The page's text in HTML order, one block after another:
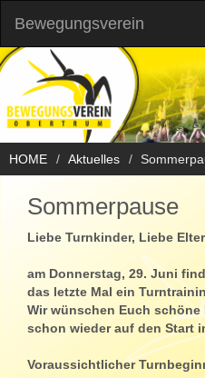
Bewegungsverein
HOME Aktuelles
Sommerpause
Liebe Turnkinder, Liebe
am Donnerstag, 29. Juni
das letzte Mal ein
Wir wünschen Euch
schon wieder auf den Start
Voraussichtlicher